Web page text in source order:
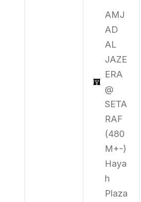
AMJ
AD
AL
JAZE
ERA
@
SETA
RAF
(480
M+-)
Haya
h
Plaza